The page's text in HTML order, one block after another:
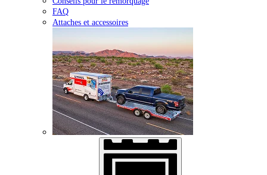
FAQ
Attaches et accessoires